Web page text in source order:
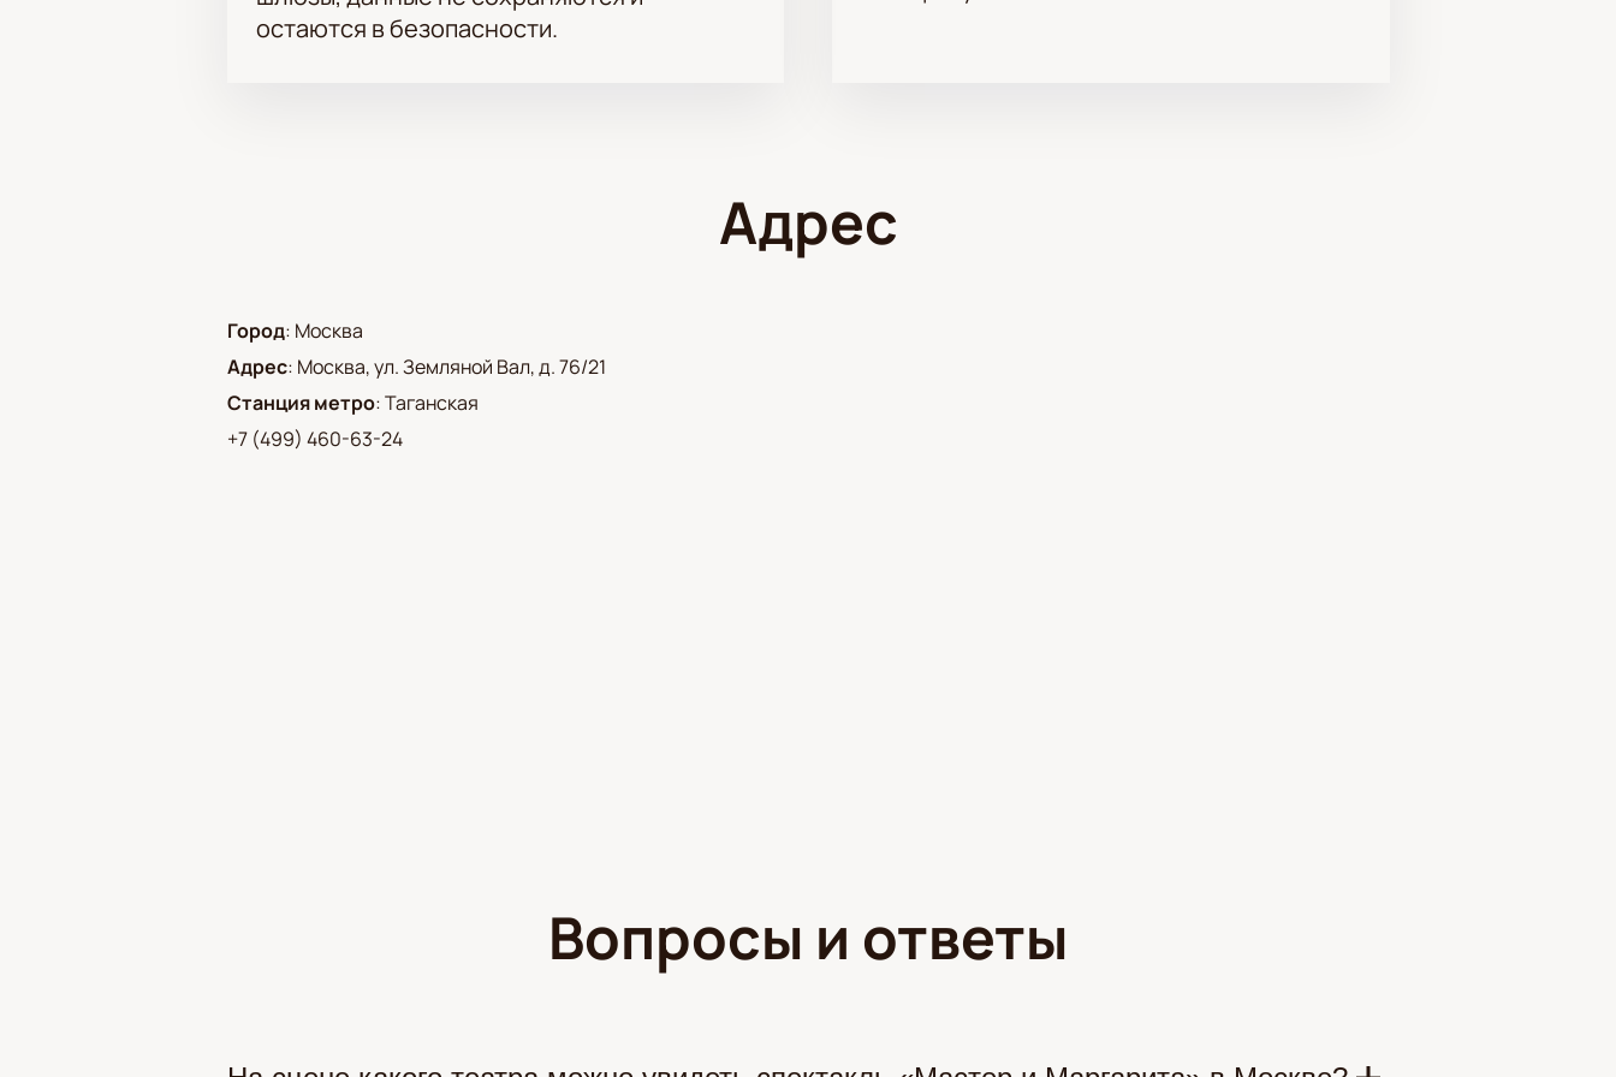
остаются в безопасности.
Адрес
Город: Москва
Адрес: Москва, ул. Земляной Вал, д. 76/21
Станция метро:Таганская
+7 (499) 460-63-24
Вопросы и ответы